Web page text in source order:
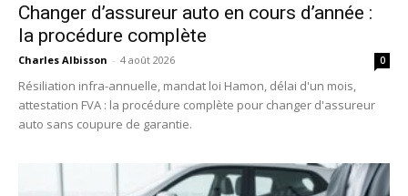
Changer d’assureur auto en cours d’année :
la procédure complète
Charles Albisson - 4 août 2026 0
Résiliation infra-annuelle, mandat loi Hamon, délai d'un mois,
attestation FVA : la procédure complète pour changer d'assureur
auto sans coupure de garantie.